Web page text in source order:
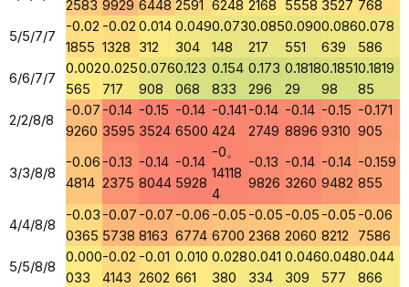
2583 9929 6448 2591 6248 2168 5558 3527 768
5/5/7/7
-0.02
1855
-0.02
1328
0.014
312
0.049
304
0.073
148
0.085
217
0.090
551
0.086
639
0.078
586
6/6/7/7
0.002
565
0.025
717
0.076
908
0.123
068
0.154
833
0.173
296
0.1818
29
0.1851
98
0.1819
85
2/2/8/8
-0.07
9260
-0.14
3595
-0.15
3524
-0.14
6500
-0.141
424
-0.14
2749
-0.14
8896
-0.15
9310
-0.171
905
3/3/8/8
-0.06
4814
-0.13
2375
-0.14
8044
-0.14
5928
-0。
14118
4
-0.13
9826
-0.14
3260
-0.14
9482
-0.159
855
4/4/8/8
-0.03
0365
-0.07
5738
-0.07
8163
-0.06
6774
-0.05
6700
-0.05
2368
-0.05
2060
-0.05
8212
-0.06
7586
5/5/8/8
0.000
033
-0.02
4143
-0.01
2602
0.010
661
0.028
380
0.041
334
0.046
309
0.048
577
0.044
866